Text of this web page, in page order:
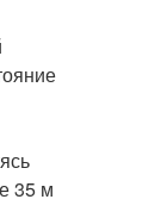
35 м